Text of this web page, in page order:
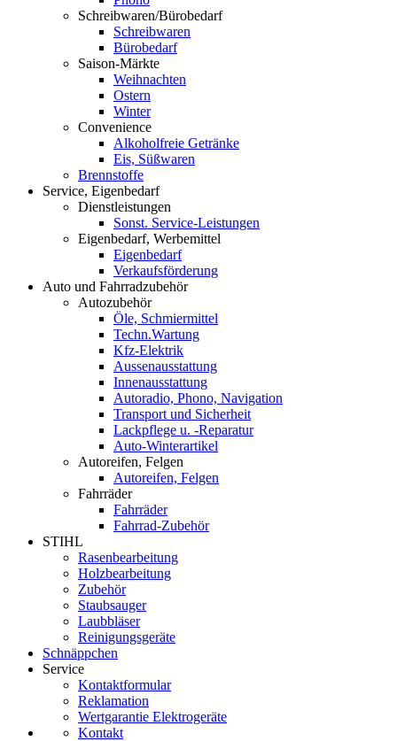
Schreibwaren/Bürobedarf
Schreibwaren
Bürobedarf
Saison-Märkte
Weihnachten
Ostern
Winter
Convenience
Alkoholfreie Getränke
Eis, Süßwaren
Brennstoffe
Service, Eigenbedarf
Dienstleistungen
Sonst. Service-Leistungen
Eigenbedarf, Werbemittel
Eigenbedarf
Verkaufsförderung
Auto und Fahrradzubehör
Autozubehör
Öle, Schmiermittel
Techn.Wartung
Kfz-Elektrik
Aussenausstattung
Innenausstattung
Autoradio, Phono, Navigation
Transport und Sicherheit
Lackpflege u. -Reparatur
Auto-Winterartikel
Autoreifen, Felgen
Autoreifen, Felgen
Fahrräder
Fahrräder
Fahrrad-Zubehör
STIHL
Rasenbearbeitung
Holzbearbeitung
Zubehör
Staubsauger
Laubbläser
Reinigungsgeräte
Schnäppchen
Service
Kontaktformular
Reklamation
Wertgarantie Elektrogeräte
Kontakt